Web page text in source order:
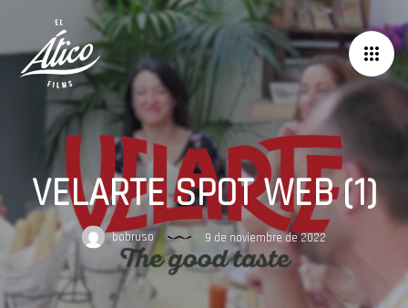
VELARTE SPOT WEB (1)
bobruso 9 de noviembre de 2022